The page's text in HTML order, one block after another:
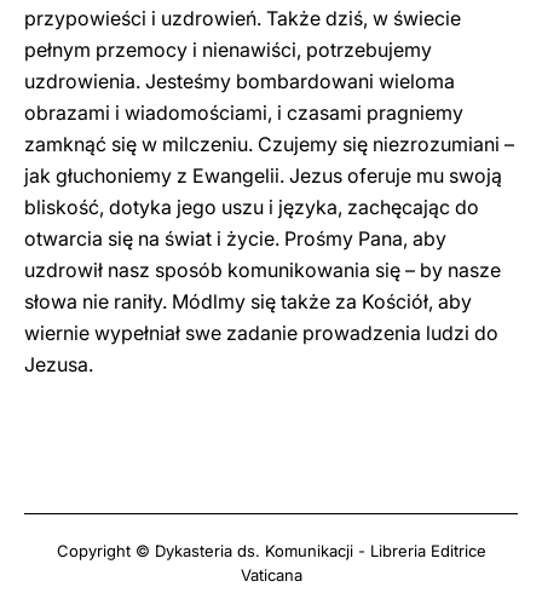
przypowieści i uzdrowień. Także dziś, w świecie
pełnym przemocy i nienawiści, potrzebujemy
uzdrowienia. Jesteśmy bombardowani wieloma
obrazami i wiadomościami, i czasami pragniemy
zamknąć się w milczeniu. Czujemy się niezrozumiani –
jak głuchoniemy z Ewangelii. Jezus oferuje mu swoją
bliskość, dotyka jego uszu i języka, zachęcając do
otwarcia się na świat i życie. Prośmy Pana, aby
uzdrowił nasz sposób komunikowania się – by nasze
słowa nie raniły. Módlmy się także za Kościół, aby
wiernie wypełniał swe zadanie prowadzenia ludzi do
Jezusa.
Copyright © Dykasteria ds. Komunikacji - Libreria Editrice
Vaticana